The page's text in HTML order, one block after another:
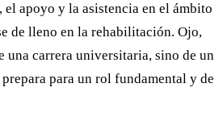
apoyo y la asistencia en el ámbito
de lleno en la rehabilitación. Ojo,
una carrera universitaria, sino de un
para un rol fundamental y de